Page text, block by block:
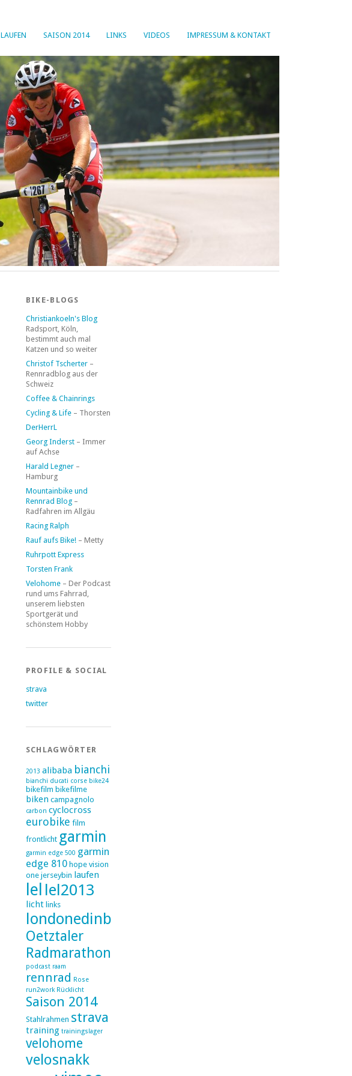
LAUFEN SAISON 2014 LINKS VIDEOS IMPRESSUM & KONTAKT
BIKE-BLOGS
Christiankoeln's Blog
Radsport, Köln,
bestimmt auch mal
Katzen und so weiter
Christof Tscherter–
Rennradblog aus der
Schweiz
Coffee & Chainrings
Cycling & Life– Thorsten
DerHerrL
Georg Inderst– Immer
auf Achse
Harald Legner–
Hamburg
Mountainbike und
Rennrad Blog–
Radfahren im Allgäu
Racing Ralph
Rauf aufs Bike!– Metty
Ruhrpott Express
Torsten Frank
Velohome– Der Podcast
rund ums Fahrrad,
unserem liebsten
Sportgerät und
schönstem Hobby
PROFILE & SOCIAL
strava
twitter
SCHLAGWÖRTER
2013 alibaba bianchi
bianchi ducati corse bike24
bikefilm bikefilme
biken campagnolo
carbon cyclocross
eurobike film
frontlicht garmin
garmin edge 500 garmin
edge 810 hope vision
one jerseybin laufen
lel lel2013
licht links
londonedinburghlondon
Oetztaler
Radmarathon
podcast raam
rennrad Rose
run2work Rücklicht
Saison 2014
Stahlrahmen strava
training trainingslager
velohome
velosnakk